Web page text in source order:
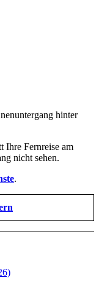
hinter
Ihre Fernreise am
nicht sehen.
.